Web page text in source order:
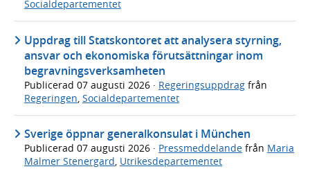
Socialdepartementet
Uppdrag till Statskontoret att analysera styrning,
ansvar och ekonomiska förutsättningar inom
begravningsverksamheten
Publicerad 07 augusti 2026 · Regeringsuppdrag från
Regeringen Socialdepartementet
Sverige öppnar generalkonsulat i München
Publicerad 07 augusti 2026 · Pressmeddelande från Maria
Malmer Stenergard, Utrikesdepartementet